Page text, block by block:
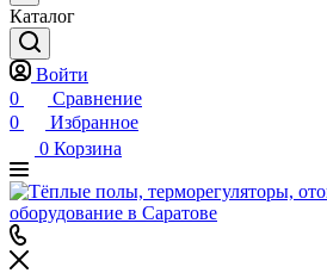
Каталог
Войти
0
Сравнение
0
Избранное
0 Корзина